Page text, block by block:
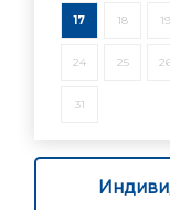
17 18 19
24 25
31